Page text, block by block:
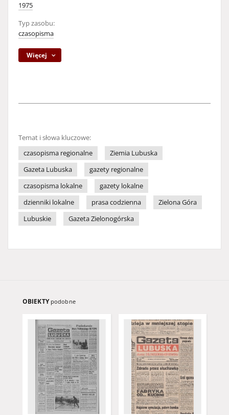
1975
Typ zasobu:
czasopisma
Więcej
Temat i słowa kluczowe:
czasopisma regionalne
Ziemia Lubuska
Gazeta Lubuska
gazety regionalne
czasopisma lokalne
gazety lokalne
dzienniki lokalne
prasa codzienna
Zielona Góra
Lubuskie
Gazeta Zielonogórska
OBIEKTY podobne